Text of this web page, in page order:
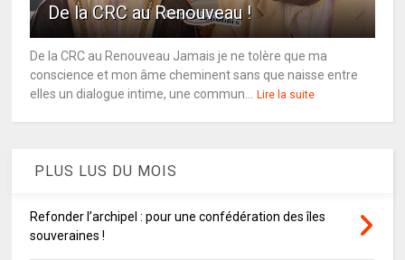
De la CRC au Renouveau !
De la CRC au Renouveau Jamais je ne tolère que ma
conscience et mon âme cheminent sans que naisse entre
elles un dialogue intime, une commun...
Lire la suite
PLUS LUS DU MOIS
Refonder l’archipel : pour une confédération des îles
souveraines !